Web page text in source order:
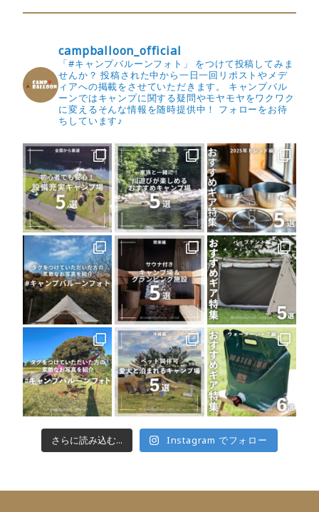
campballoon_official
「#キャンプバルーンフォト」 をつけて投稿してみま
せんか？ 投稿された中から一日一回リポストやメデ
ィアへの掲載をさせていただきます。
キャンプバル
ーンではキャンプに関する疑問やモヤモヤをワクワク
に変えるそんな情報を随時提供中！
フォローをお待
ちしています♪
さらに読み込む... Instagram でフォロー